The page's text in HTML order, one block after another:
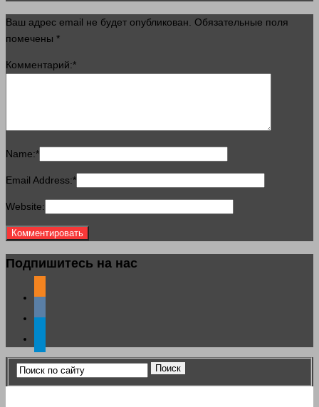
Ваш адрес email не будет опубликован. Обязательные поля
помечены *
Комментарий:*
Name:*
Email Address:*
Website:
Подпишитесь на нас